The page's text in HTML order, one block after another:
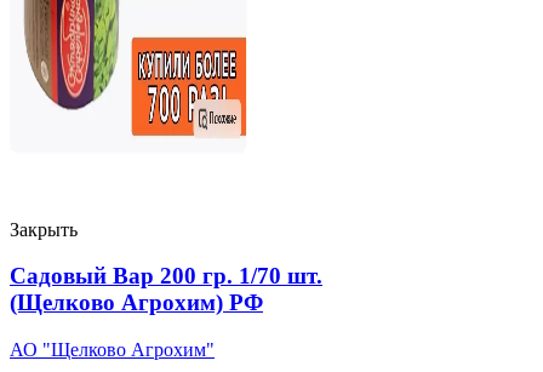
Закрыть
Садовый Вар 200 гр. 1/70 шт.
(Щелково Агрохим) РФ
АО "Щелково Агрохим"